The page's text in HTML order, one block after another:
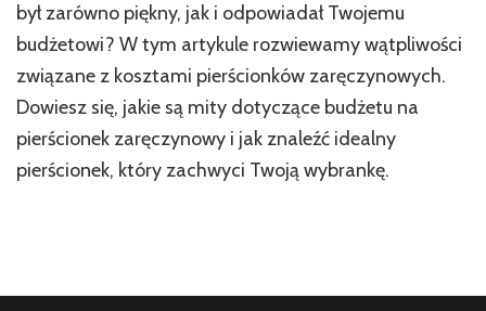
był zarówno piękny, jak i odpowiadał Twojemu
budżetowi? W tym artykule rozwiewamy wątpliwości
związane z kosztami pierścionków zaręczynowych.
Dowiesz się, jakie są mity dotyczące budżetu na
pierścionek zaręczynowy i jak znaleźć idealny
pierścionek, który zachwyci Twoją wybrankę.